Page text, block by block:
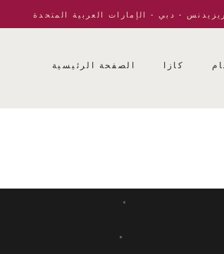
- دبي - الإمارات العربية المتحدة
الصفحة الرئيسية كازا